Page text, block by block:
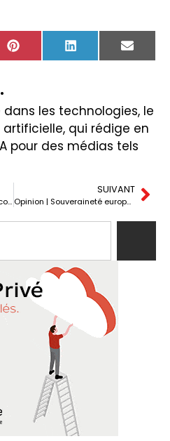
Pinterest LinkedIn Email
les technologies, le
qui rédige en
pour des médias tels
L’Europe renforce le blocus contre Huawei et ZTE et prévoit une sortie obligée des fournisseurs chinois dans l’infrastructure critique
SUIVANT
Opinion | Souveraineté européenne sans raccourcis : pourquoi l’avenir du cloud passe par des fournisseurs européens